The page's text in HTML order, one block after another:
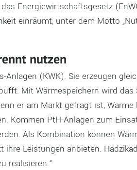
Energiewirtschaftsgesetz
einräumt, unter dem Motto
nutzen
Anlagen (KWK). Sie erzeugen
Mit Wärmespeichern wird
er am Markt gefragt ist,
Kommen PtH-Anlagen zum
Als Kombination können
ihre Leistungen anbieten.
realisieren.“